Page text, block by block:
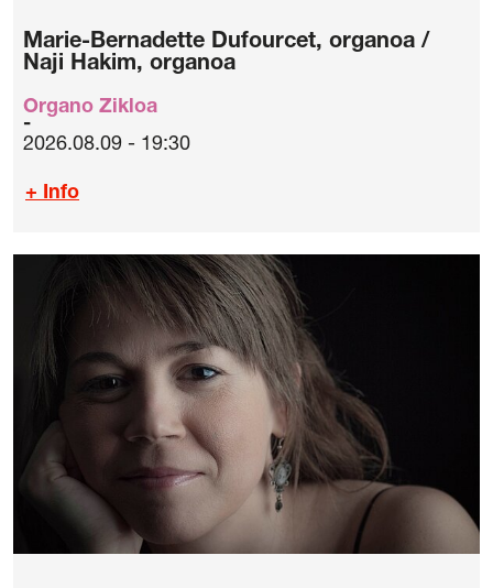
Marie-Bernadette Dufourcet, organoa /
Naji Hakim, organoa
Organo Zikloa
2026.08.09 - 19:30
+ Info